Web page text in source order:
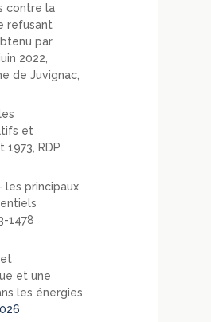
contre la
refusant
par
2022,
de Juvignac,
et
RDP
les principaux
1478
et une
les énergies